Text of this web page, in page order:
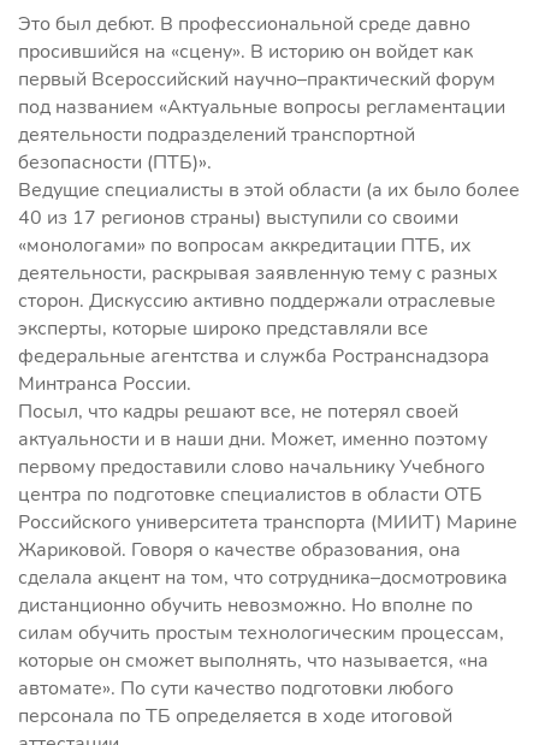
Это был дебют. В профессиональной среде давно
просившийся на «сцену». В историю он войдет как
первый Всероссийский научно–практический форум
под названием «Актуальные вопросы регламентации
деятельности подразделений транспортной
безопасности (ПТБ)».
Ведущие специалисты в этой области (а их было более
40 из 17 регионов страны) выступили со своими
«монологами» по вопросам аккредитации ПТБ, их
деятельности, раскрывая заявленную тему с разных
сторон. Дискуссию активно поддержали отраслевые
эксперты, которые широко представляли все
федеральные агентства и служба Ространснадзора
Минтранса России.
Посыл, что кадры решают все, не потерял своей
актуальности и в наши дни. Может, именно поэтому
первому предоставили слово начальнику Учебного
центра по подготовке специалистов в области ОТБ
Российского университета транспорта (МИИТ) Марине
Жариковой. Говоря о качестве образования, она
сделала акцент на том, что сотрудника–досмотровика
дистанционно обучить невозможно. Но вполне по
силам обучить простым технологическим процессам,
которые он сможет выполнять, что называется, «на
автомате». По сути качество подготовки любого
персонала по ТБ определяется в ходе итоговой